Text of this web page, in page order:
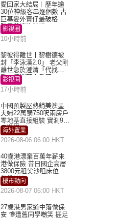
愛回家大結局丨歷年逾
30位神級客串逐個數 古
巨基變外賣仔最破格 歐
陽震華情陷群姐
影視圈
10小時前
黎彼得離世丨黎樹德被
封「李泳漢2.0」 老父剛
離世急於澄清「代找卡
數」傳聞惹人反感
影視圈
17小時前
中國預製屋熱銷美澳墨
夫婦22萬購750呎兩房戶
零地基直接組裝 實測9個
月激讚
海外置業
2026-08-06 06:00 HKT
40歲港漂棄百萬年薪來
港做保險 昔日國企高層
3800元租尖沙咀床位｜
租盤Million
樓市動向
2026-08-07 06:00 HKT
27歲港男家道中落做保
安 慘遭舊同學嘲笑 捱足